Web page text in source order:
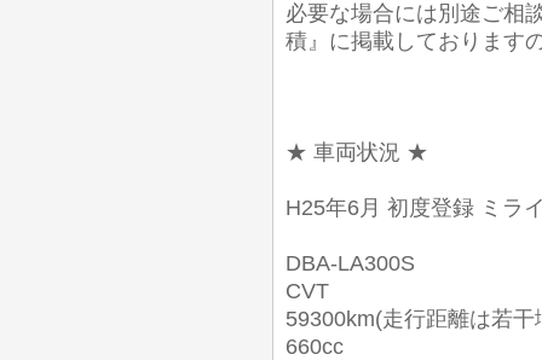
必要な場合には別途ご相
積』に掲載しております
★ 車両状況 ★
H25年6月 初度登録 ミラ
DBA-LA300S
CVT
59300km(走行距離は若干
660cc